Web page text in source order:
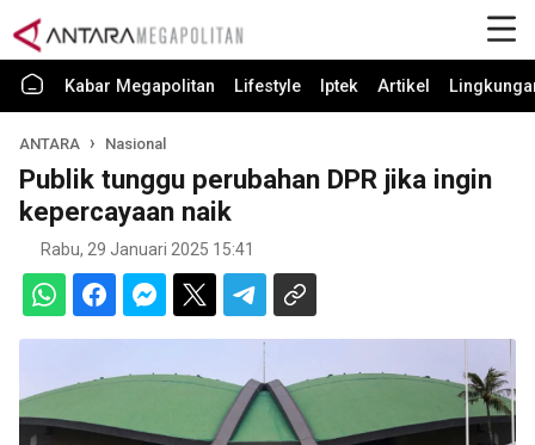
Kabar Megapolitan Lifestyle Iptek Artikel
ANTARA Nasional
Publik tunggu perubahan DPR jika ingin
kepercayaan naik
Rabu, 29 Januari 2025 15:41